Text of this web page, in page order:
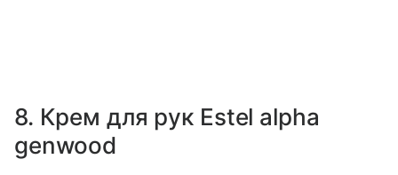
8. Крем для рук Estel alpha
genwood